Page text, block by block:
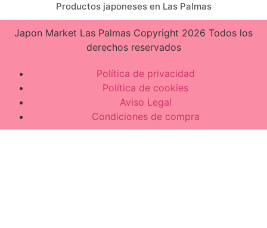
Productos japoneses en Las Palmas
Japon Market Las Palmas Copyright 2026 Todos los
derechos reservados
Política de privacidad
Política de cookies
Aviso Legal
Condiciones de compra